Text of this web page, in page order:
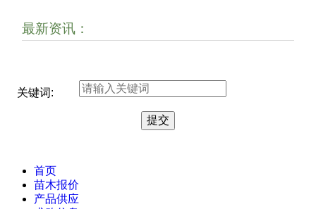
最新资讯：
关键词:
首页
苗木报价
产品供应